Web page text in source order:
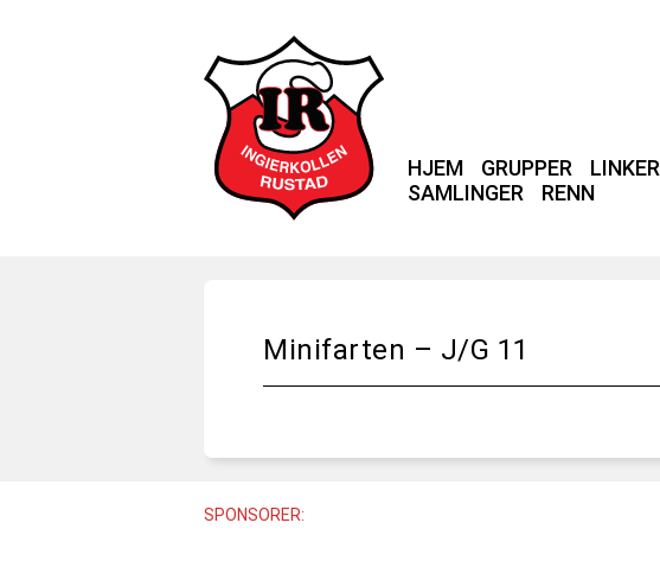
HJEM GRUPPER LINKER
SAMLINGER
RENN
Minifarten – J/G 11
SPONSORER: